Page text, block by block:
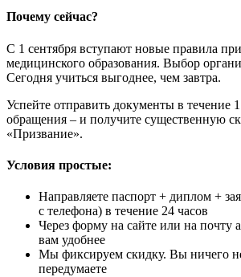
Почему сейчас?
С 1 сентября вступают новые правила
медицинского образования. Выбор
Сегодня учиться выгоднее, чем завтра.
Успейте отправить документы в течение
обращения – и получите существенную
«Призвание».
Условия простые:
Направляете паспорт + диплом +
с телефона) в течение 24 часов
Через форму на сайте или на почту
вам удобнее
Мы фиксируем скидку. Вы ничего
передумаете